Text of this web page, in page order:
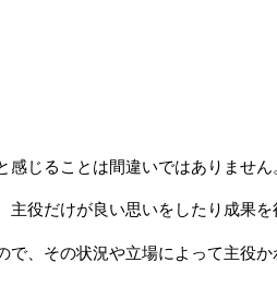
じることは間違いではありません
役だけが良い思いをしたり成果を
、その状況や立場によって主役か